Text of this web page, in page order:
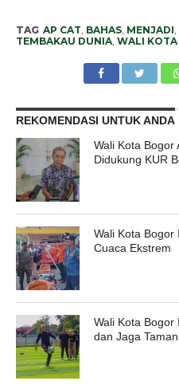
TAG AP CAT, BAHAS, MENJADI,
TEMBAKAU DUNIA, WALI KOTA
REKOMENDASI UNTUK ANDA
Wali Kota Bogor
Didukung KUR
Wali Kota Bogor
Cuaca Ekstrem
Wali Kota
dan Jaga